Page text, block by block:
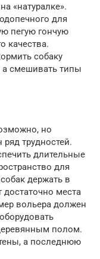
«натуралке».
для
пегую гончую
качества.
собаку
а смешивать типы
но
ряд трудностей.
длительные
для
держать в
достаточно места
вольера должен
полом.
а последнюю